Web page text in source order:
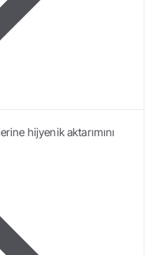
hijyenik aktarımını